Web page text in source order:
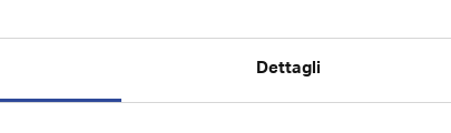
Dettagli
Stai cercando una casa con giardino, tre
un unico livello? allora fermati un attimo e